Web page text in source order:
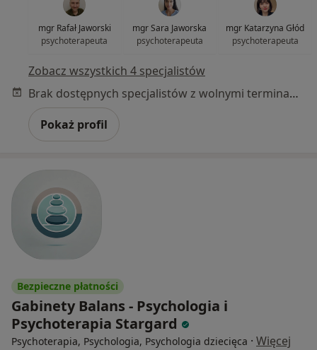
mgr Rafał Jaworski
psychoterapeuta
mgr Sara Jaworska
psychoterapeuta
mgr Katarzyna Głód
psychoterapeuta
Zobacz wszystkich 4 specjalistów
Brak dostępnych specjalistów z wolnymi terminami w tym centrum medycznym.
Pokaż profil
Bezpieczne płatności
Gabinety Balans - Psychologia i
Psychoterapia Stargard
Psychoterapia, Psychologia, Psychologia dziecięca · Więcej